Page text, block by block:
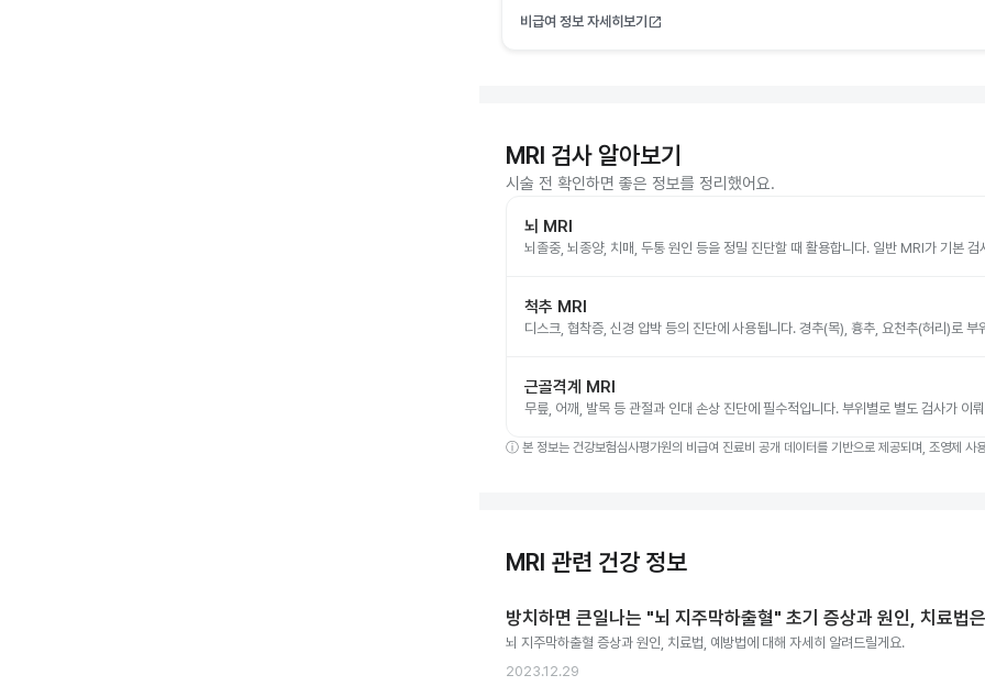
비급여 정보 자세히보기 open_in_new
MRI 검사 알아보기
시술 전 확인하면 좋은 정보를 정리했어요.
뇌 MRI
뇌졸중, 뇌종양, 치매, 두통 원인 등을 정밀 진단할 때 활용합니다. 일반 MRI가 기본 검
척추 MRI
디스크, 협착증, 신경 압박 등의 진단에 사용됩니다. 경추(목), 흉추, 요천추(허리)로 부
근골격계 MRI
무릎, 어깨, 발목 등 관절과 인대 손상 진단에 필수적입니다. 부위별로 별도 검사가 이
ⓘ 본 정보는 건강보험심사평가원의 비급여 진료비 공개 데이터를 기반으로 제공되며, 조영제
MRI 관련 건강 정보
방치하면 큰일나는 "뇌 지주막하출혈" 초기 증상과 원인, 치료법
뇌 지주막하출혈 증상과 원인, 치료법, 예방법에 대해 자세히 알려드릴게요.
2023.12.29